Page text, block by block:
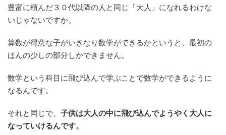
豊富に積んだ３０代以降の人と同じ「大人」になれるわけな
いじゃないですか。
算数が得意な子がいきなり数学ができるかというと、最初の
ほんの少しの部分しかできません。
数学という科目に飛び込んで学ぶことで数学ができるように
なるんです。
それと同じで、 子供は大人の中に飛び込んでようやく大人に
なっていけるんです。